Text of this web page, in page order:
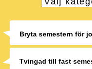
Bryta semestern för
Tvingad till fast